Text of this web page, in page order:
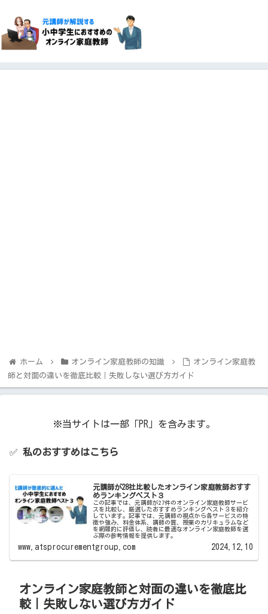
ホーム オンライン家庭教師の知識
オンライン家庭教
師と対面の違いを徹底比較｜失敗しない選び方ガイド
※当サイトは一部「PR」を含みます。
✅ 私のおすすめはこちら
元講師が28社比較したオンライン家庭教師おすす
めランキングベスト３
この記事では、元講師が27件のオンライン家庭教師サービ
スを比較し、厳選したおすすめランキングベスト３を紹介
しています。記事では、元講師の視点から各サービスの特
徴や強み、料金体系、講師の質、授業のカリキュラムなど
を網羅的に評価し、読者に最適なオンライン家庭教師を選
ぶ際の参考情報を提供します。
www.atsprocurementgroup.com 2024.12.10
オンライン家庭教師と対面の違いを徹底比
較｜失敗しない選び方ガイド